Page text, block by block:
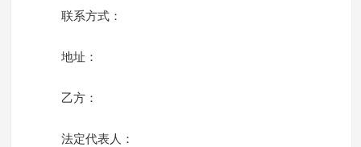
联系方式：
地址：
乙方：
法定代表人：